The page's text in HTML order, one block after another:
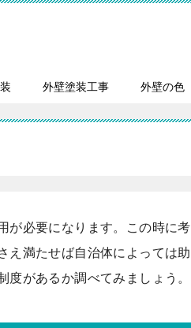
外壁塗装工事 外壁の色
が必要になります。この時に考
え満たせば自治体によっては助
があるか調べてみましょう。